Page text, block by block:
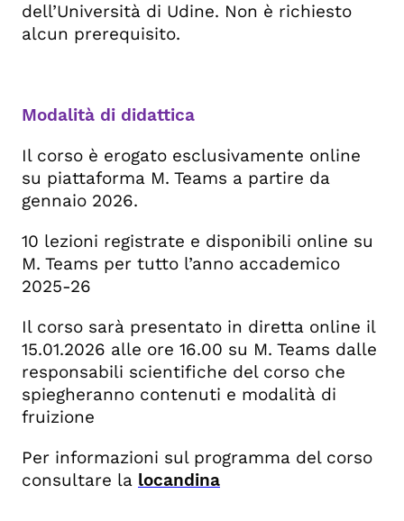
dell’Università di Udine. Non è richiesto
alcun prerequisito.
Modalità di didattica
Il corso è erogato esclusivamente online
su piattaforma M. Teams a partire da
gennaio 2026.
10 lezioni registrate e disponibili online su
M. Teams per tutto l’anno accademico
2025-26
Il corso sarà presentato in diretta online il
15.01.2026 alle ore 16.00 su M. Teams dalle
responsabili scientifiche del corso che
spiegheranno contenuti e modalità di
fruizione
Per informazioni sul programma del corso
consultare la locandina